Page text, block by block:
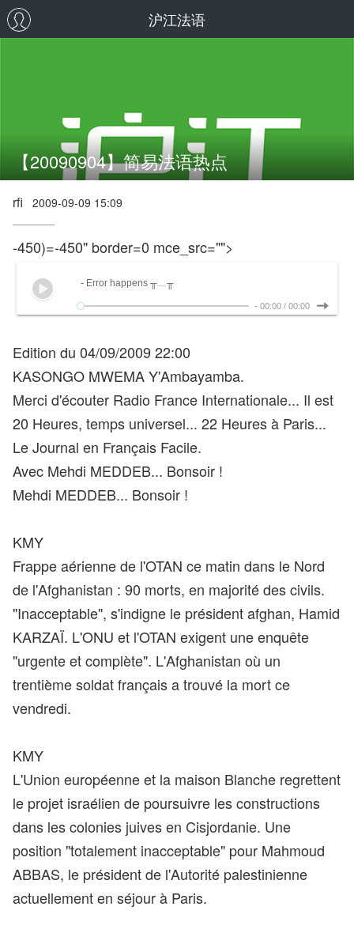
沪江法语
【20090904】简易法语热点
rfi 2009-09-09 15:09
-450)=-450" border=0 mce_src="">
- Error happens ╥﹏╥
- 00:00 / 00:00
Edition du 04/09/2009 22:00
KASONGO MWEMA Y'Ambayamba.
Merci d'écouter Radio France Internationale... Il est
20 Heures, temps universel... 22 Heures à Paris...
Le Journal en Français Facile.
Avec Mehdi MEDDEB... Bonsoir !
Mehdi MEDDEB... Bonsoir !
KMY
Frappe aérienne de l'OTAN ce matin dans le Nord
de l'Afghanistan : 90 morts, en majorité des civils.
"Inacceptable", s'indigne le président afghan, Hamid
KARZAÏ. L'ONU et l'OTAN exigent une enquête
"urgente et complète". L'Afghanistan où un
trentième soldat français a trouvé la mort ce
vendredi.
KMY
L'Union européenne et la maison Blanche regrettent
le projet israélien de poursuivre les constructions
dans les colonies juives en Cisjordanie. Une
position "totalement inacceptable" pour Mahmoud
ABBAS, le président de l'Autorité palestinienne
actuellement en séjour à Paris.